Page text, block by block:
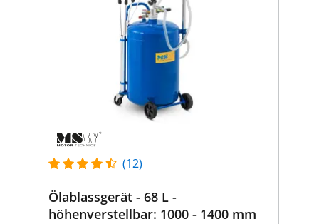
(12)
Ölablassgerät - 68 L -
höhenverstellbar: 1000 - 1400 mm